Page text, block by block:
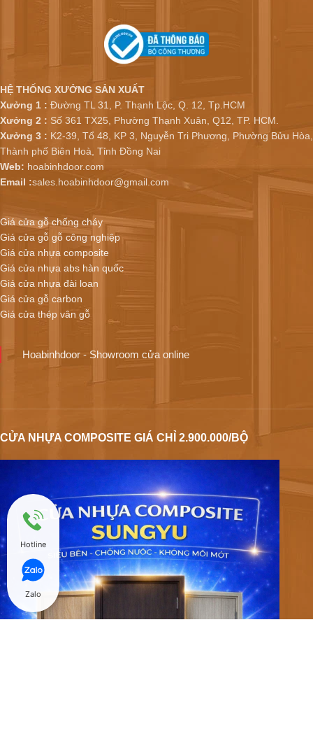
HỆ THỐNG XƯỞNG SẢN XUẤT
Xưởng 1 : Đường TL 31, P. Thạnh Lộc, Q. 12, Tp.HCM
Xưởng 2 : Số 361 TX25, Phường Thạnh Xuân, Q12, TP. HCM.
Xưởng 3 : K2-39, Tổ 48, KP 3, Nguyễn Tri Phương, Phường Bửu Hòa,
Thành phố Biên Hoà, Tỉnh Đồng Nai
Web: hoabinhdoor.com
Email :sales.hoabinhdoor@gmail.com
Giá cửa gỗ chống cháy
Giá cửa gỗ gỗ công nghiệp
Giá cửa nhựa composite
Giá cửa nhựa abs hàn quốc
Giá cửa nhựa đài loan
Giá cửa gỗ carbon
Giá cửa thép vân gỗ
Hoabinhdoor - Showroom cửa online
CỬA NHỰA COMPOSITE GIÁ CHỈ 2.900.000/BỘ
Hotline
Zalo